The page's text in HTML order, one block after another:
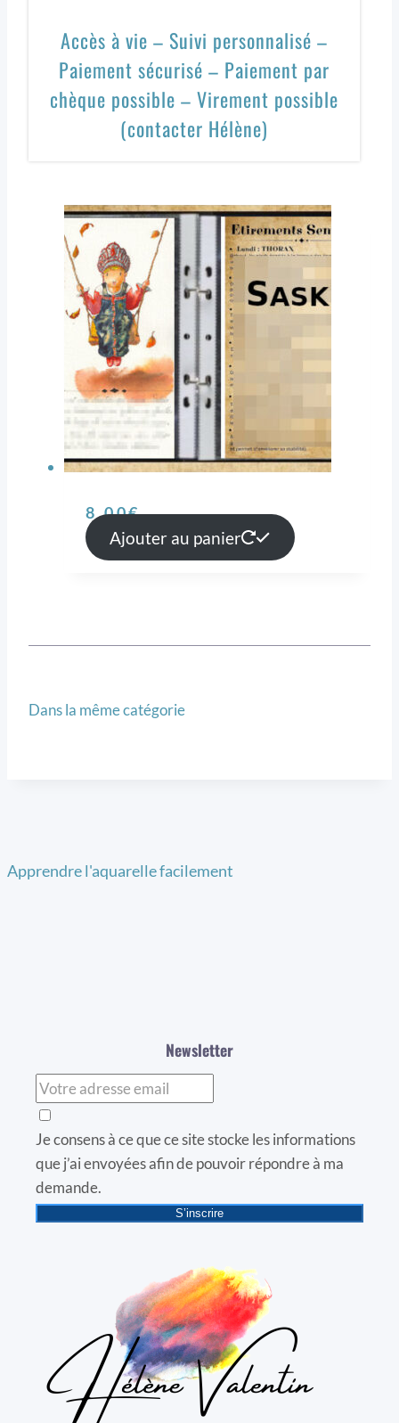
Accès à vie – Suivi personnalisé –
Paiement sécurisé – Paiement par
chèque possible – Virement possible
(contacter Hélène)
8,00€
Ajouter au panier
Dans la même catégorie
Apprendre l'aquarelle facilement
Newsletter
Je consens à ce que ce site stocke les informations
que j’ai envoyées afin de pouvoir répondre à ma
demande.
S’inscrire